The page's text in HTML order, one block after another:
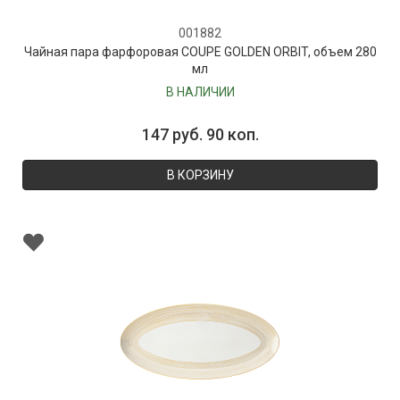
001882
Чайная пара фарфоровая COUPE GOLDEN ORBIT, объем 280
мл
В НАЛИЧИИ
147 руб. 90 коп.
В КОРЗИНУ